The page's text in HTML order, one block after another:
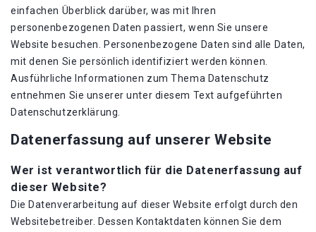
einfachen Überblick darüber, was mit Ihren
personenbezogenen Daten passiert, wenn Sie unsere
Website besuchen. Personenbezogene Daten sind alle Daten,
mit denen Sie persönlich identifiziert werden können.
Ausführliche Informationen zum Thema Datenschutz
entnehmen Sie unserer unter diesem Text aufgeführten
Datenschutzerklärung.
Datenerfassung auf unserer Website
Wer ist verantwortlich für die Datenerfassung auf
dieser Website?
Die Datenverarbeitung auf dieser Website erfolgt durch den
Websitebetreiber. Dessen Kontaktdaten können Sie dem